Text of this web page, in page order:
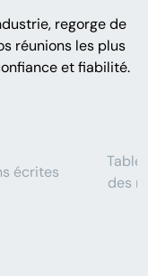
regorge de
réunions les plus
et fiabilité.
écrites
des